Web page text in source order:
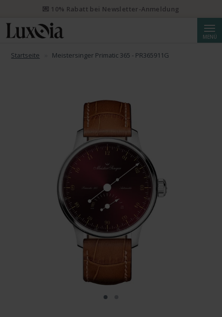
MENÜ
Startseite Meistersinger Primatic 365 - PR365911G
ab CHF 250.
💌 10% Rabatt bei Newsletter-Anmeldung